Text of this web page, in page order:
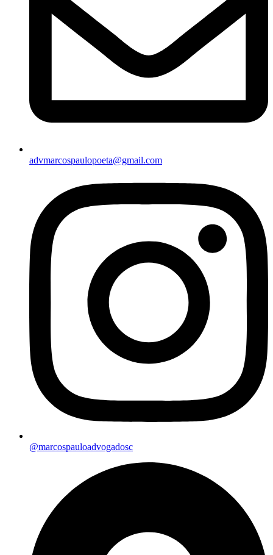
advmarcospaulopoeta@gmail.com
@marcospauloadvogadosc